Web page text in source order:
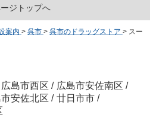
ジトップへ
案内 > 呉市 > 呉市のドラッグストア > スー
広島市西区 / 広島市安佐南区 /
安佐北区 / 廿日市市 /